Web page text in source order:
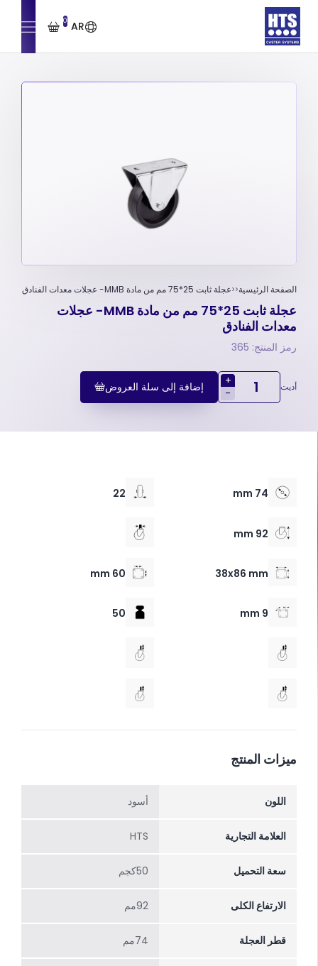
AR
0
الصفحة الرئيسية عجلة ثابت 25*75 مم من مادة MMB- عجلات معدات الفنادق
عجلة ثابت 25*75 مم من مادة MMB- عجلات
معدات الفنادق
رمز المنتج: 365
أديت
+
-
إضافة إلى سلة العروض
74 mm
22
92 mm
38x86 mm
60 mm
9 mm
50
ميزات المنتج
اللون أسود
العلامة التجارية HTS
سعة التحميل 50كجم
الارتفاع الکلی 92مم
قطر العجلة 74مم